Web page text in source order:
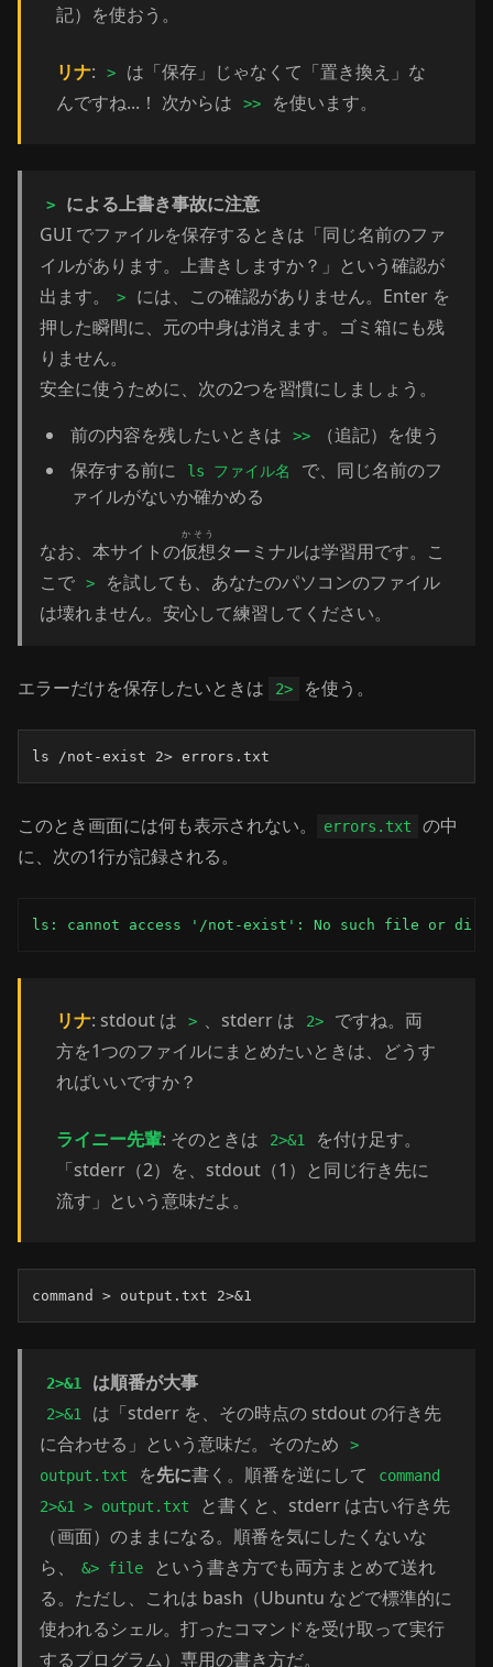
記）を使おう。
リナ: >
は「保存」じゃなくて「置き換え」な
んですね...！ 次からは
>> を使います。
>
による上書き事故に注意
GUI でファイルを保存するときは「同じ名前のファ
イルがあります。上書きしますか？」という確認が
出ます。
>
には、この確認がありません。Enter を
押した瞬間に、元の中身は消えます。ゴミ箱にも残
りません。
安全に使うために、次の2つを習慣にしましょう。
前の内容を残したいときは
>>
（追記）を使う
保存する前に
ls ファイル名
で、同じ名前のフ
ァイルがないか確かめる
なお、本サイトの仮想
かそう
ターミナルは学習用です。こ
こで
>
を試しても、あなたのパソコンのファイル
は壊れません。安心して練習してください。
エラーだけを保存したいときは 2> を使う。
ls /not-exist 2> errors.txt
このとき画面には何も表示されない。 errors.txt
の中
に、次の1行が記録される。
ls: cannot access '/not-exist': No such file or
リナ: stdout は > 、stderr は 2>
ですね。両
方を1つのファイルにまとめたいときは、どうす
ればいいですか？
ライニー先輩: そのときは 2>&1
を付け足す。
「stderr（2）を、stdout（1）と同じ行き先に
流す」という意味だよ。
command > output.txt 2>&1
2>&1 は順番が大事
2>&1
は「stderr を、その時点の stdout の行き先
に合わせる」という意味だ。そのため
>
output.txt
を先に書く。順番を逆にして
command
2>&1 > output.txt
と書くと、stderr は古い行き先
（画面）のままになる。順番を気にしたくないな
ら、
&> file
という書き方でも両方まとめて送れ
る。ただし、これは bash（Ubuntu などで標準的に
使われるシェル。打ったコマンドを受け取って実行
するプログラム）専用の書き方だ。